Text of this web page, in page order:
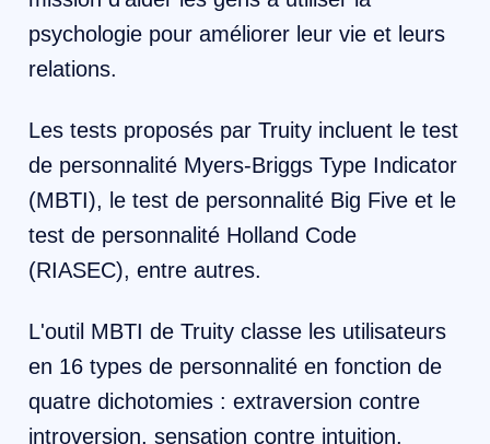
psychologie pour améliorer leur vie et leurs
relations.
Les tests proposés par Truity incluent le test
de personnalité Myers-Briggs Type Indicator
(MBTI), le test de personnalité Big Five et le
test de personnalité Holland Code
(RIASEC), entre autres.
L'outil MBTI de Truity classe les utilisateurs
en 16 types de personnalité en fonction de
quatre dichotomies : extraversion contre
introversion, sensation contre intuition,